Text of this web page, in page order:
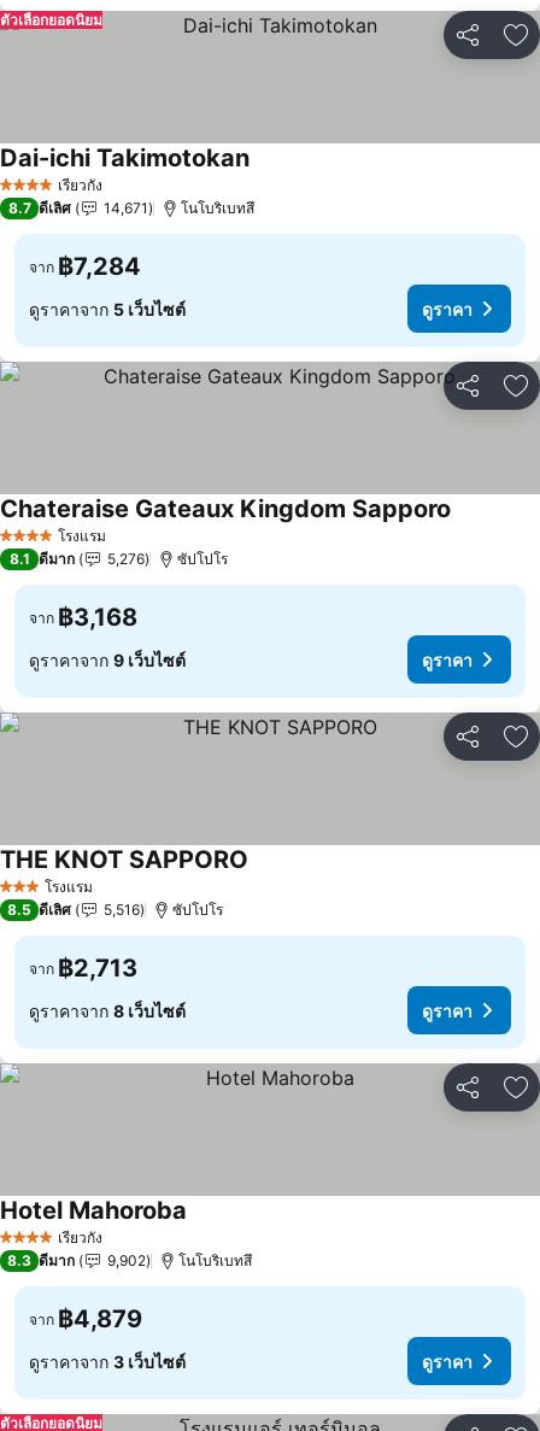
แชร์ เ
ตัวเลือกยอดนิยม
4 ดาว เรียวกัง
Dai-ichi Takimotokanดูราคา
8.7 ดีเลิศ 14,671 โนโบริเบทสึ
จาก ฿7,284
ดูราคาจาก 5 เว็บไซต์ ดูราคา
แชร์ เ
4 ดาว โรงแรม
Chateraise Gateaux Kingdom Sapporo
8.1 ดีมาก 5,276 ซัปโปโร
จาก ฿3,168
ดูราคาจาก 9 เว็บไซต์ ดูราคา
แชร์ เ
3 ดาว โรงแรม
THE KNOT SAPPORO
8.5 ดีเลิศ 5,516 ซัปโปโร
จาก ฿2,713
ดูราคาจาก 8 เว็บไซต์ ดูราคา
แชร์ เ
4 ดาว เรียวกัง
Hotel Mahoroba
8.3 ดีมาก 9,902 โนโบริเบทสึ
จาก ฿4,879
ดูราคาจาก 3 เว็บไซต์ ดูราคา
ตัวเลือกยอดนิยม